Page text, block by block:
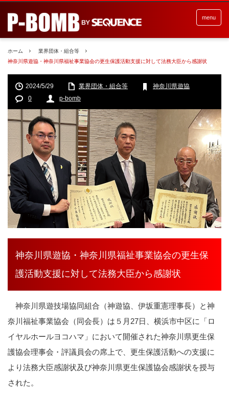
menu
ホーム
業界団体・組合等
神奈川県遊協・神奈川県福祉事業協会の更生保護活動支援に対して法務大臣から感謝状
2024/5/29 業界団体・組合等
神奈川県遊協
0
p-bomb
神奈川県遊協・神奈川県福祉事業協会の更生保
護活動支援に対して法務大臣から感謝状
神奈川県遊技場協同組合（神遊協、伊坂重憲理事長）と神
奈川福祉事業協会（同会長）は５月 27日、横浜市中区に「ロ
イヤルホールヨコハマ」において開催された神奈川県更生保
護協会理事会・評議員会の席上で、更生保護活動への支援に
より法務大臣感謝状及び神奈川県更生保護協会感謝状を授与
された。